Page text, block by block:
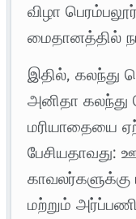
விழா
மைதானத்தில்
இதில்,
அனிதா
மரியாதையை
பேசியதாவது:
மற்றும்